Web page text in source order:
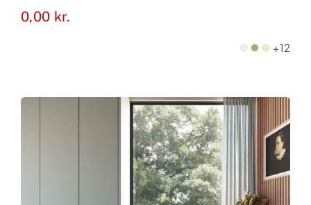
0,00 kr.
+12